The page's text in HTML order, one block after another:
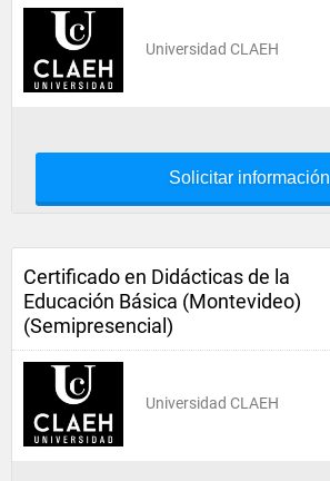
Universidad CLAEH
Solicitar información
Certificado en Didácticas de la
Educación Básica (Montevideo)
(Semipresencial)
Universidad CLAEH